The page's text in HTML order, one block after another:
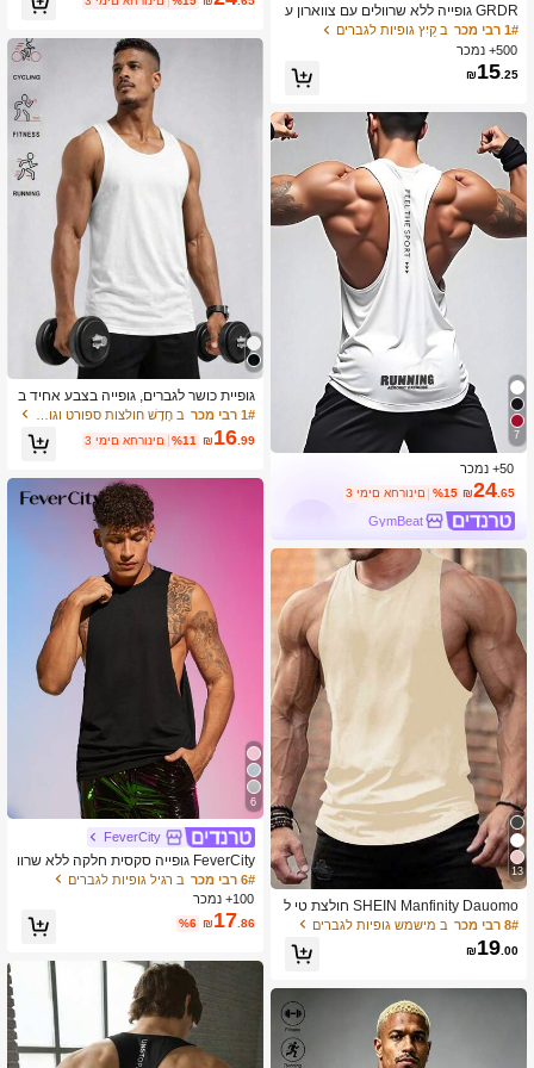
GRDR גופייה ללא שרוולים עם צווארון ע
גול לקיץ לגברים
1# רבי מכר
ב קַיִץ גופיות לגברים
500+ נמכר
₪15.25
7
50+ נמכר
₪24.65
%15 3 ימים אחרונים
GymBeat
13
SHEIN Manfinity Dauomo חולצת טי ל
גברים, אופנתית, קז'ואל, עם צווארון עגול ו
רב-תכליתי
8# רבי מכר ב מישמש גופיות לגברים
₪19.00
ומיומית קז'ואלית
גופיית כושר לגברים, גופייה בצבע אחיד ב
סגנון אמריקאי, חוף, בגדי חוף, בגדי קיץ ל
גברים, הלבשת קיץ לגברים. ספורט
1# רבי מכר
₪16.99
%11 3 ימים אחרונים
6
FeverCity
FeverCity גופייה סקסית חלקה ללא שרוו
לים לגברים, למתנה לחבר, דברים לזוג
6# רבי מכר
ב רגיל גופיות לגברים
100+ נמכר
₪17 .86
%6